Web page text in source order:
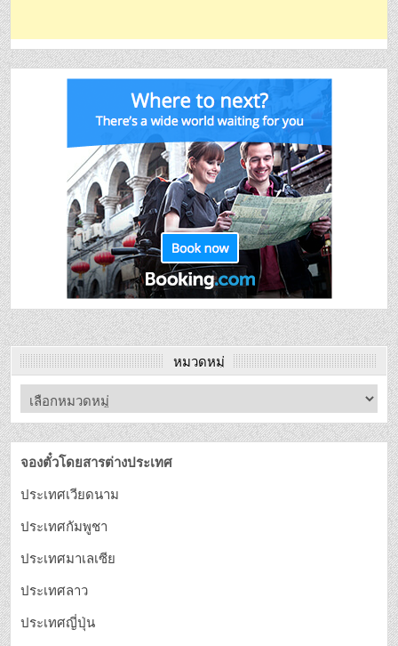
หมวดหมู่
จองตั๋วโดยสารต่างประเทศ
ประเทศเวียดนาม
ประเทศกัมพูชา
ประเทศมาเลเซีย
ประเทศลาว
ประเทศญี่ปุ่น